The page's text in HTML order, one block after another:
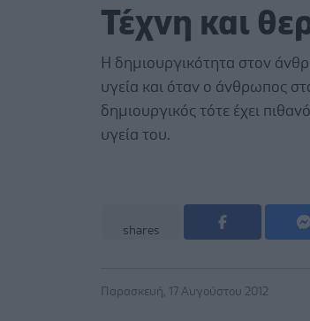
Τέχνη και
Η δημιουργικότητα στον
υγεία και όταν ο άνθρωπος
δημιουργικός τότε έχει
υγεία του.
shares
Παρασκευή, 17 Αυγούστου 2012